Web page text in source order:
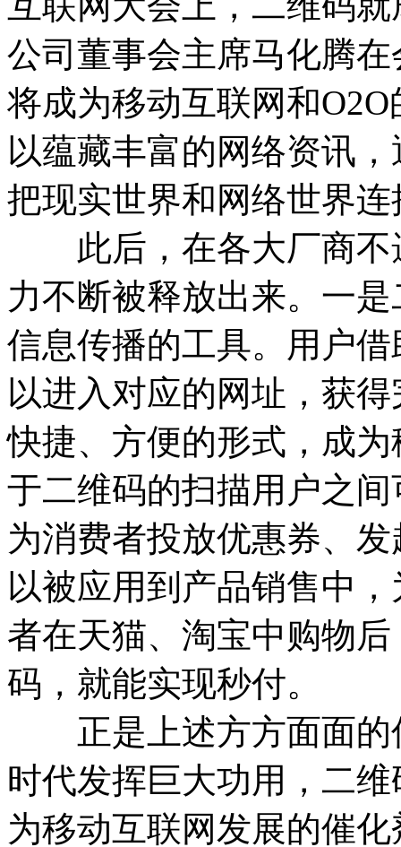
公司董事会主席马化腾
将成为移动互联网和
以蕴藏丰富的网络资讯
把现实世界和网络世界连
此后，在各大厂商不
力不断被释放出来。一
信息传播的工具。用户
以进入对应的网址，获
快捷、方便的形式，成
于二维码的扫描用户之
为消费者投放优惠券、
以被应用到产品销售中
者在天猫、淘宝中购物
码，就能实现秒付。
正是上述方方面面的
时代发挥巨大功用，二
为移动互联网发展的催